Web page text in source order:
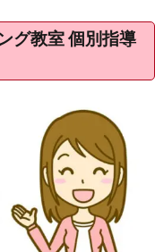
グ教室 個別指導